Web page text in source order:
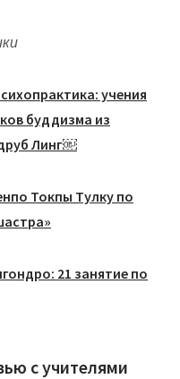
учения
буддизма из
Линг￼
Токпы Тулку по
21 занятие по
с учителями